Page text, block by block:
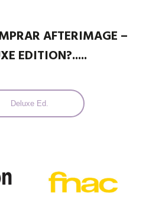
AFTERIMAGE –
EDITION?.....
Deluxe Ed.